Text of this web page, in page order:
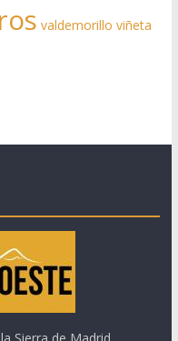
valdemorillo viñeta